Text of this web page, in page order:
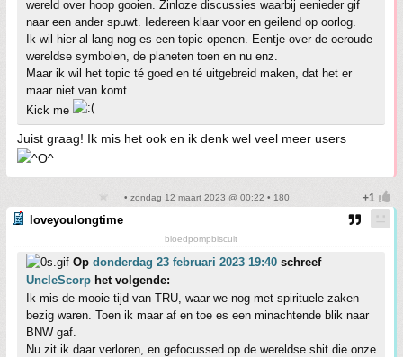
wereld over hoop gooien. Zinloze discussies waarbij eenieder gif
naar een ander spuwt. Iedereen klaar voor en geilend op oorlog.
Ik wil hier al lang nog es een topic openen. Eentje over de oeroude
wereldse symbolen, de planeten toen en nu enz.
Maar ik wil het topic té goed en té uitgebreid maken, dat het er
maar niet van komt.
Kick me
Juist graag! Ik mis het ook en ik denk wel veel meer users
• zondag 12 maart 2023 @ 00:22 • 180
loveyoulongtime
bloedpompbiscuit
Op donderdag 23 februari 2023 19:40 schreef
UncleScorp het volgende:
Ik mis de mooie tijd van TRU, waar we nog met spirituele zaken
bezig waren. Toen ik maar af en toe es een minachtende blik naar
BNW gaf.
Nu zit ik daar verloren, en gefocussed op de wereldse shit die onze